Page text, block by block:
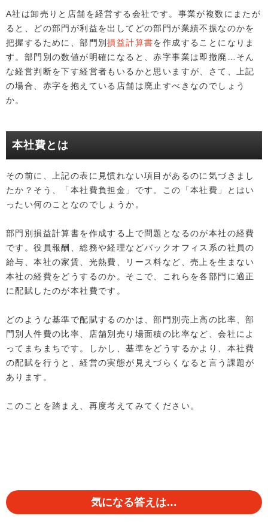
A社は卸売りと店舗を経営する会社です。事業が複数にまたが
ると、どの部門が利益を出してどの部門が業績不振なのかを
把握するために、部門別損益計算書を作成することになりま
す。部門別の数値が明確になると、赤字事業は即撤廃…そん
な経営判断を下す経営者もいるかと思いますが、さて、上記
の場合、赤字を抱えている店舗は廃止すべきなのでしょう
か。
本社費とは
その前に、上記の表に見慣れない項目があるのに気づきまし
たか？そう、「本社費負担金」です。この「本社費」とはい
ったい何のことなのでしょうか。
部門別損益計算書を作成する上で問題となるのが本社の経費
です。役員報酬、総務や経理などバックオフィス系の社員の
給与、本社の家賃、光熱費、リース料など、売上を生まない
本社の経費をどうするのか。そこで、これらを各部門に適正
に配賦したのが本社費です。
どのような基準で配賦するのかは、部門別売上高の比率、部
門別人件費の比率、店舗別売り場面積の比率など、会社によ
ってまちまちです。しかし、基準をどうするかより、本社費
の配賦を行うと、経営の実態が見えづらくなると言う課題が
あります。
このことを踏まえ、再度考えてみてください。
気になる答えは…